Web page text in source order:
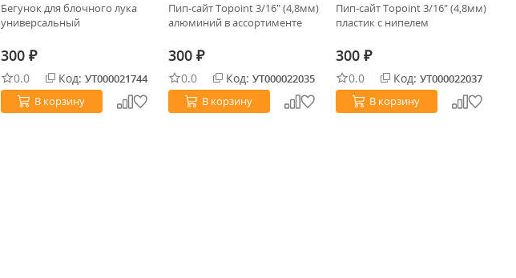
Бегунок для блочного лука
универсальный
300 ₽
0.0 Код: УТ000021744
В корзину
Пип-сайт Topoint 3/16" (4,8мм)
алюминий в ассортименте
300 ₽
0.0 Код: УТ000022035
В корзину
Пип-сайт Topoint 3/16" (4,8мм)
пластик с нипелем
300 ₽
0.0 Код: УТ000022037
В корзину